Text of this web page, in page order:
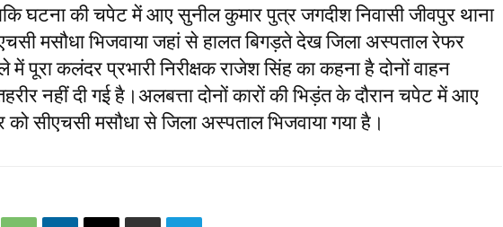
घटना की चपेट में आए सुनील कुमार पुत्र जगदीश निवासी जीवपुर थाना
मसौधा भिजवाया जहां से हालत बिगड़ते देख जिला अस्पताल रेफर
में पूरा कलंदर प्रभारी निरीक्षक राजेश सिंह का कहना है दोनों वाहन
तहरीर नहीं दी गई है।अलबत्ता दोनों कारों की भिड़ंत के दौरान चपेट में आए
सीएचसी मसौधा से जिला अस्पताल भिजवाया गया है।